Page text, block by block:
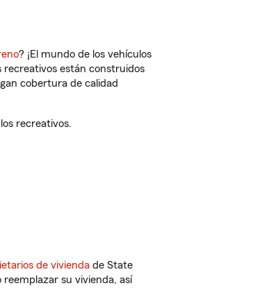
? ¡El mundo de los vehículos
recreativos están construidos
cobertura de calidad
recreativos.
de vivienda de State
su vivienda, así